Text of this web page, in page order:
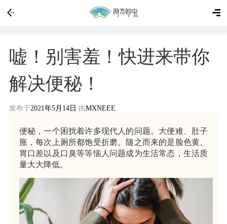
嘘！别害羞！快进来带你
解决便秘！
发布于2021年5月14日 由MXNEEE
便秘，一个困扰着许多现代人的问题。大便难、肚子
胀，每次上厕所都饱受折磨。随之而来的是脸色黄、
胃口差以及口臭等等恼人问题成为生活常态，生活质
量大大降低。